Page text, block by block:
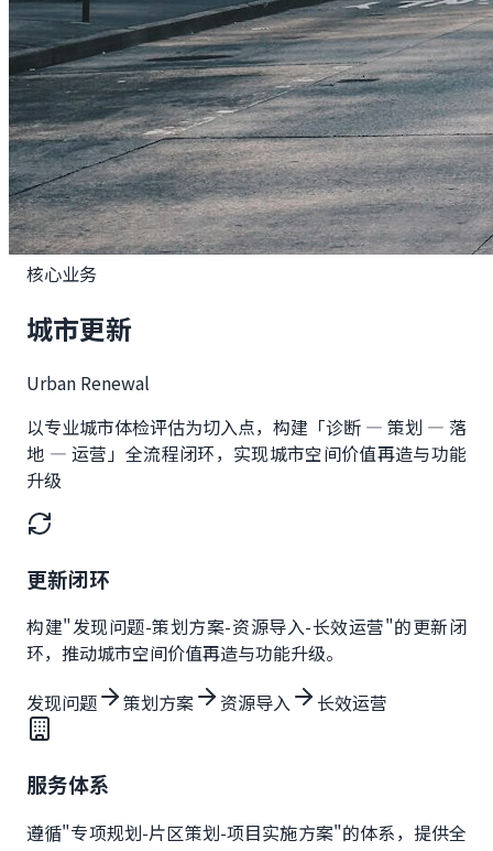
核心业务
城市更新
Urban Renewal
以专业城市体检评估为切入点，构建「诊断 — 策划 — 落
地 — 运营」全流程闭环，实现城市空间价值再造与功能
升级
更新闭环
构建"发现问题-策划方案-资源导入-长效运营"的更新闭
环，推动城市空间价值再造与功能升级。
发现问题
策划方案 资源导入 长效运营
服务体系
遵循"专项规划-片区策划-项目实施方案"的体系，提供全